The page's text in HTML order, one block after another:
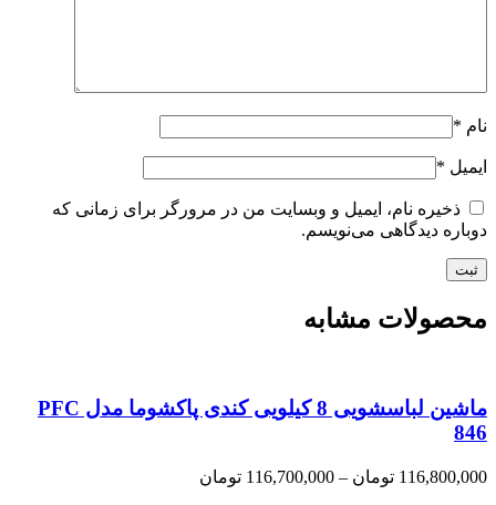
نام *
ایمیل *
ذخیره نام، ایمیل و وبسایت من در مرورگر برای زمانی که
دوباره دیدگاهی می‌نویسم.
محصولات مشابه
ماشین لباسشویی 8 کیلویی کندی پاکشوما مدل PFC
846
116,800,000 تومان –
116,700,000 تومان